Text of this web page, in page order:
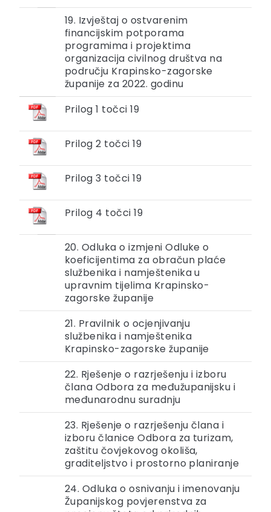
19. Izvještaj o ostvarenim
financijskim potporama
programima i projektima
organizacija civilnog društva na
području Krapinsko-zagorske
županije za 2022. godinu
Prilog 1 točci 19
Prilog 2 točci 19
Prilog 3 točci 19
Prilog 4 točci 19
20. Odluka o izmjeni Odluke o
koeficijentima za obračun plaće
službenika i namještenika u
upravnim tijelima Krapinsko-
zagorske županije
21. Pravilnik o ocjenjivanju
službenika i namještenika
Krapinsko-zagorske županije
22. Rješenje o razrješenju i izboru
člana Odbora za međužupanijsku i
međunarodnu suradnju
23. Rješenje o razrješenju člana i
izboru članice Odbora za turizam,
zaštitu čovjekovog okoliša,
graditeljstvo i prostorno planiranje
24. Odluka o osnivanju i imenovanju
Županijskog povjerenstva za